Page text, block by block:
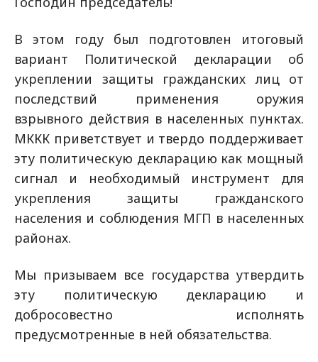
В этом году был подготовлен итоговый
вариант Политической декларации об
укреплении защиты гражданских лиц от
последствий применения оружия
взрывного действия в населенных пунктах.
МККК приветствует и твердо поддерживает
эту политическую декларацию как мощный
сигнал и необходимый инструмент для
укрепления защиты гражданского
населения и соблюдения МГП в населенных
районах.
Мы призываем все государства утвердить
эту политическую декларацию и
добросовестно исполнять
предусмотренные в ней обязательства.